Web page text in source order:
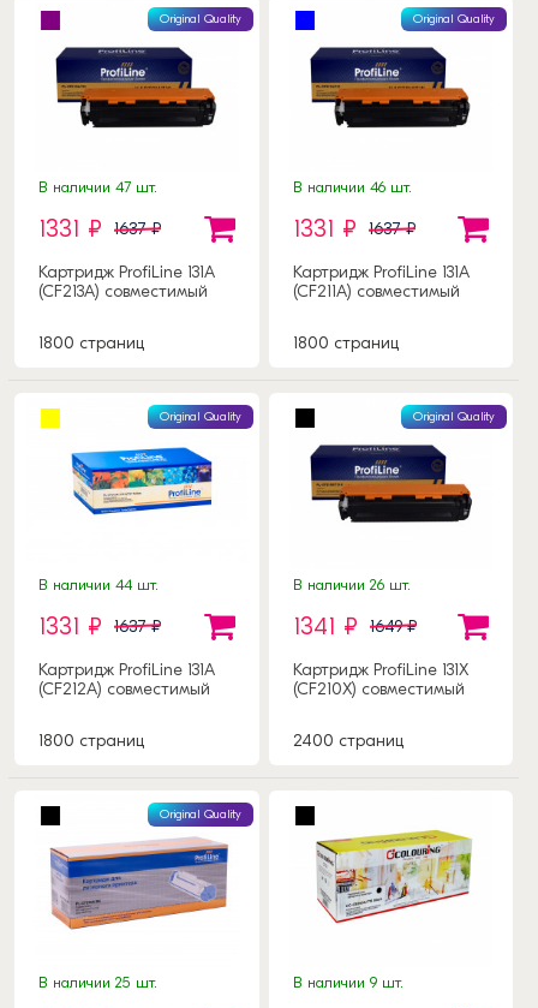
Original Quality
В наличии 47 шт.
1331 ₽ 1637 ₽
Картридж ProfiLine 131A
(CF213A) совместимый
1800 страниц
Original Quality
В наличии 46 шт.
1331 ₽ 1637 ₽
Картридж ProfiLine 131A
(CF211A) совместимый
1800 страниц
Original Quality
В наличии 44 шт.
1331 ₽ 1637 ₽
Картридж ProfiLine 131A
(CF212A) совместимый
1800 страниц
Original Quality
В наличии 26 шт.
1341 ₽ 1649 ₽
Картридж ProfiLine 131X
(CF210X) совместимый
2400 страниц
Original Quality
В наличии 25 шт. В наличии 9 шт.